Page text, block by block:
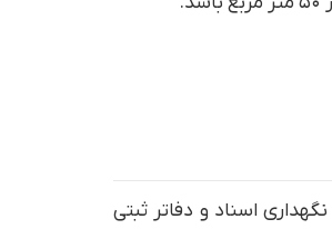
اسناد و دفاتر ثبتی